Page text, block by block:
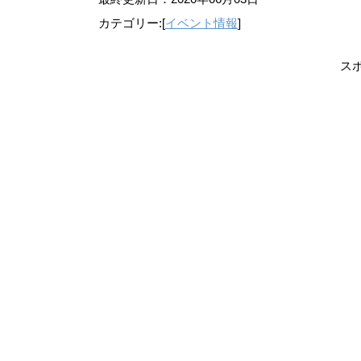
カテゴリー:[イベント情報]
ス